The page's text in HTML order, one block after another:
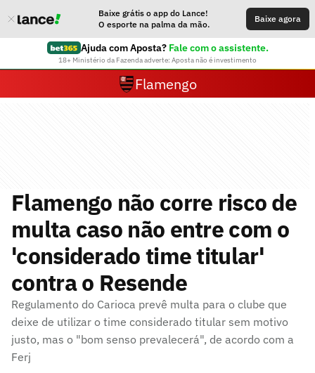
Baixe grátis o app do Lance!
O esporte na palma da mão.
Baixe agora
Ajuda com Aposta? Fale com o assistente.
18+ Ministério da Fazenda adverte: Aposta não é investimento
Flamengo
Flamengo não corre risco de
multa caso não entre com o
'considerado time titular'
contra o Resende
Regulamento do Carioca prevê multa para o clube que
deixe de utilizar o time considerado titular sem motivo
justo, mas o "bom senso prevalecerá", de acordo com a
Ferj